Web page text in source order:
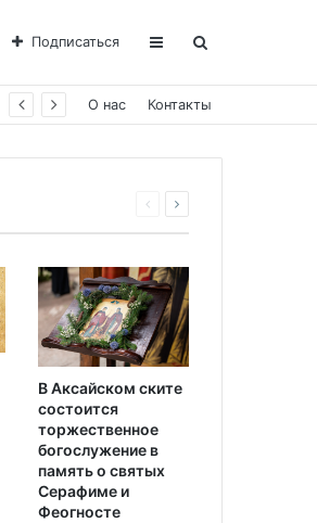
Подписаться
О нас Контакты
В Аксайском ските
состоится
торжественное
богослужение в
память о святых
Серафиме и
Феогносте